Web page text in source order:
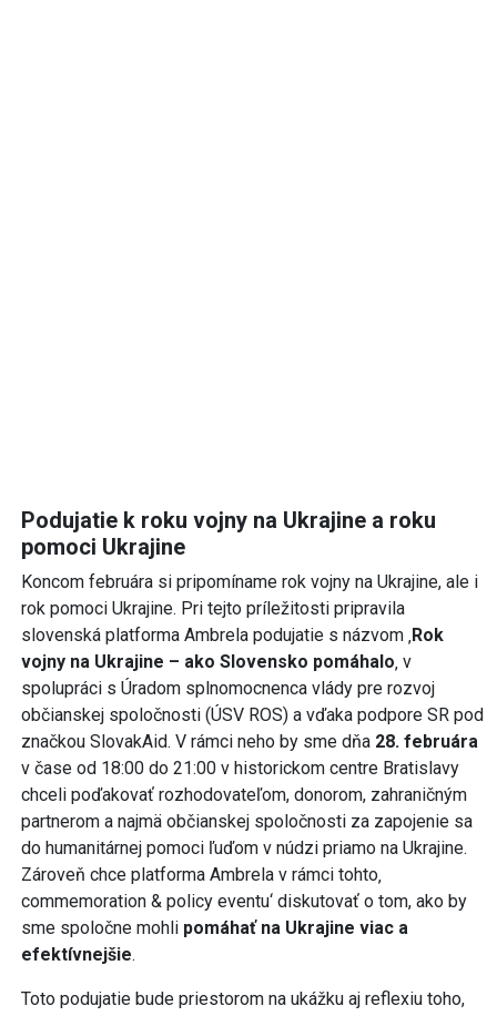
Podujatie k roku vojny na Ukrajine a roku
pomoci Ukrajine
Koncom februára si pripomíname rok vojny na Ukrajine, ale i
rok pomoci Ukrajine. Pri tejto príležitosti pripravila
slovenská platforma Ambrela podujatie s názvom ‚ Rok
vojny na Ukrajine – ako Slovensko pomáhalo ‚ v
spolupráci s Úradom splnomocnenca vlády pre rozvoj
občianskej spoločnosti (ÚSV ROS) a vďaka podpore SR pod
značkou SlovakAid. V rámci neho by sme dňa 28. februára
v čase od 18:00 do 21:00 v historickom centre Bratislavy
chceli poďakovať rozhodovateľom, donorom, zahraničným
partnerom a najmä občianskej spoločnosti za zapojenie sa
do humanitárnej pomoci ľuďom v núdzi priamo na Ukrajine.
Zároveň chce platforma Ambrela v rámci tohto‚
commemoration & policy eventu‘ diskutovať o tom, ako by
sme spoločne mohli pomáhať na Ukrajine viac a
efektívnejšie.
Toto podujatie bude priestorom na ukážku aj reflexiu toho,